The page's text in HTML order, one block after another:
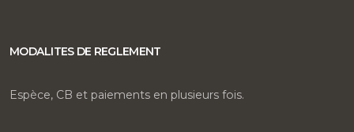
MODALITES DE REGLEMENT
Espèce, CB et paiements en plusieurs fois.